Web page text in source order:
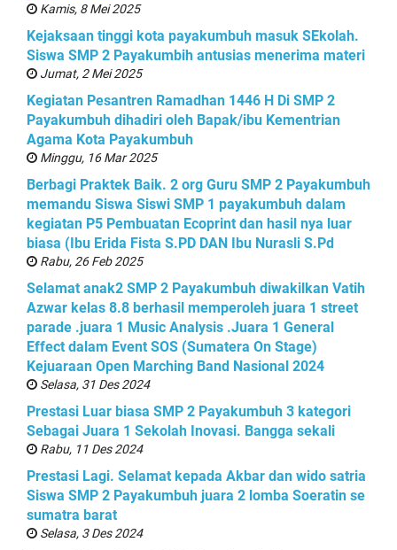
Kamis, 8 Mei 2025
Kejaksaan tinggi kota payakumbuh masuk SEkolah.
Siswa SMP 2 Payakumbih antusias menerima materi
Jumat, 2 Mei 2025
Kegiatan Pesantren Ramadhan 1446 H Di SMP 2
Payakumbuh dihadiri oleh Bapak/ibu Kementrian
Agama Kota Payakumbuh
Minggu, 16 Mar 2025
Berbagi Praktek Baik. 2 org Guru SMP 2 Payakumbuh
memandu Siswa Siswi SMP 1 payakumbuh dalam
kegiatan P5 Pembuatan Ecoprint dan hasil nya luar
biasa (Ibu Erida Fista S.PD DAN Ibu Nurasli S.Pd
Rabu, 26 Feb 2025
Selamat anak2 SMP 2 Payakumbuh diwakilkan Vatih
Azwar kelas 8.8 berhasil memperoleh juara 1 street
parade .juara 1 Music Analysis .Juara 1 General
Effect dalam Event SOS (Sumatera On Stage)
Kejuaraan Open Marching Band Nasional 2024
Selasa, 31 Des 2024
Prestasi Luar biasa SMP 2 Payakumbuh 3 kategori
Sebagai Juara 1 Sekolah Inovasi. Bangga sekali
Rabu, 11 Des 2024
Prestasi Lagi. Selamat kepada Akbar dan wido satria
Siswa SMP 2 Payakumbuh juara 2 lomba Soeratin se
sumatra barat
Selasa, 3 Des 2024